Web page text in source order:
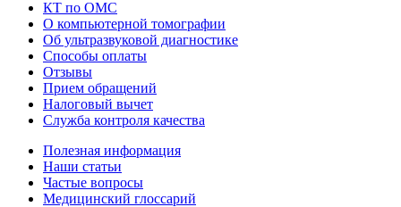
КТ по ОМС
О компьютерной томографии
Об ультразвуковой диагностике
Способы оплаты
Отзывы
Прием обращений
Налоговый вычет
Служба контроля качества
Полезная информация
Наши статьи
Частые вопросы
Медицинский глоссарий